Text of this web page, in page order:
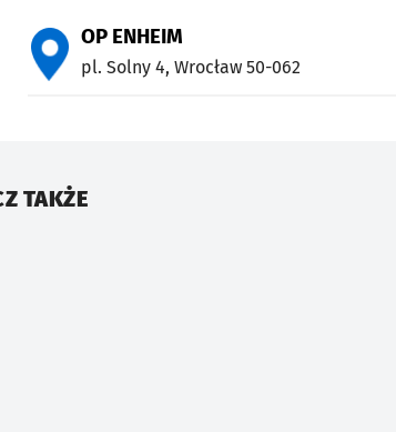
OP ENHEIM
pl. Solny 4, Wrocław 50-062
TAKŻE